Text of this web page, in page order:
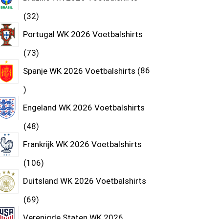
32
Portugal WK 2026 Voetbalshirts
73
Spanje WK 2026 Voetbalshirts 86
Engeland WK 2026 Voetbalshirts
48
Frankrijk WK 2026 Voetbalshirts
106
Duitsland WK 2026 Voetbalshirts
69